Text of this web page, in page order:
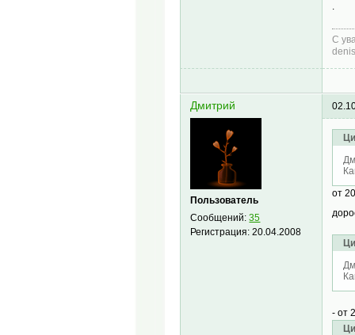
.
С
Дмитрий
Пользователь
Сообщений:35
Регистрация:20.04.2008
от
- от